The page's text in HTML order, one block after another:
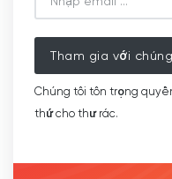
Tham gia với
Chúng tôi tôn trọng
thứ cho thư rác.